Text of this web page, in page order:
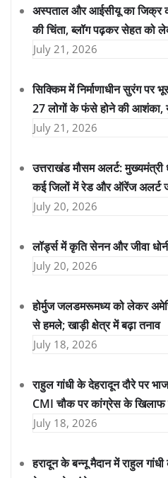
अस्पताल और आईसीयू का जिक्र
की चिंता, ब्लॉग पढ़कर सेहत को
July 21, 2026
सिक्किम में निर्माणाधीन सुरंग
27 लोगों के फंसे होने की आशंका,
July 21, 2026
उत्तराखंड मौसम अलर्ट: मुख्यमंत्री
कई जिलों में रेड और ऑरेंज अलर्ट
July 20, 2026
लॉर्ड्स में कृति सेनन और जीवा
July 20, 2026
होर्मुज जलडमरूमध्य को लेकर
से हमले; खाड़ी क्षेत्र में बढ़ा तनाव
July 18, 2026
राहुल गांधी के देहरादून दौरे पर
CMI चौक पर कांग्रेस के खिलाफ
July 18, 2026
हरादून के बन्नू मैदान में राहुल गांधी